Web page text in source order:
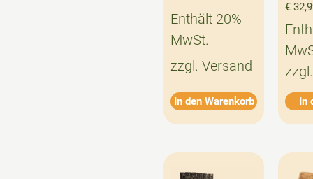
Enthält 20%
MwSt.
zzgl. Versand
In den Warenkorb
€
In